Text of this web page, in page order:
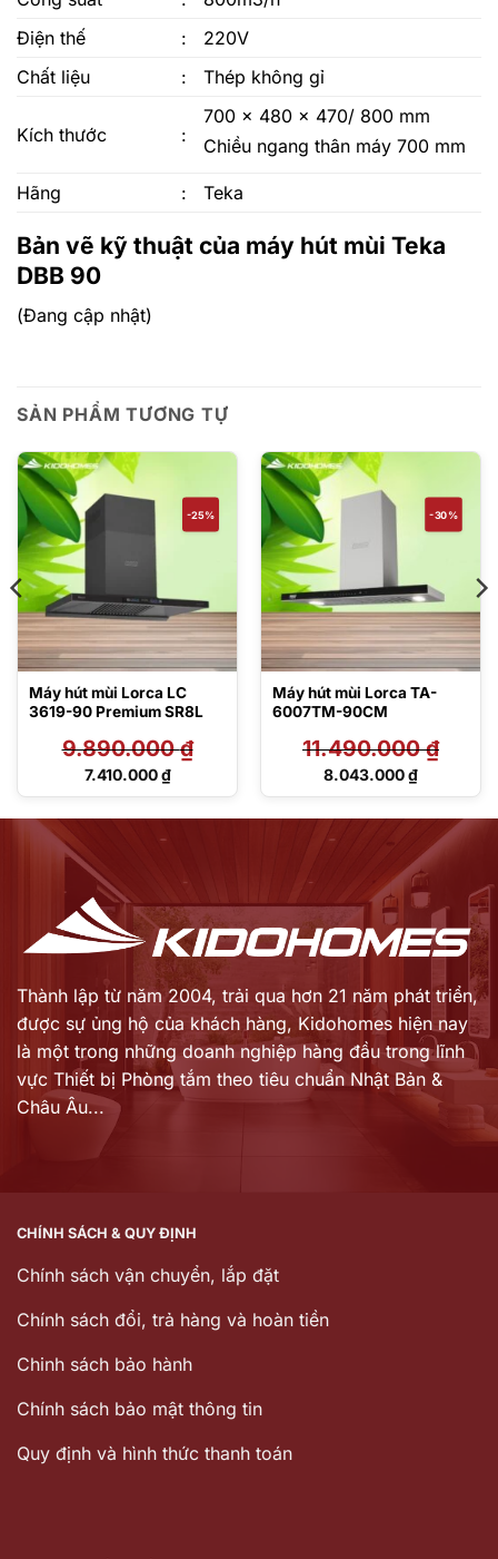
Điện thế
:
220V
Chất liệu
: Thép không gỉ
Kích thước :
700 x 480 x 470/ 800 mm
Chiều ngang thân máy 700 mm
Hãng : Teka
Bản vẽ kỹ thuật của máy hút mùi Teka
DBB 90
(Đang cập nhật)
SẢN PHẨM TƯƠNG TỰ
-25%
Máy hút mùi Lorca LC
3619-90 Premium SR8L
9.890.000₫
Giá
7.410.000₫
Giá
-30%
Máy hút mùi Lorca TA-
6007TM-90CM
11.490.000₫
Giá
11.490.000 ₫.
8.043.000₫
Giá
8.043.000 ₫.
Thành lập từ năm 2004, trải qua hơn 21 năm phát triển,
được sự ủng hộ của khách hàng, Kidohomes hiện nay
là một trong những doanh nghiệp hàng đầu trong lĩnh
vực Thiết bị Phòng tắm theo tiêu chuẩn Nhật Bản &
Châu Âu...
CHÍNH SÁCH & QUY ĐỊNH
Chính sách vận chuyển, lắp đặt
Chính sách đổi, trả hàng và hoàn tiền
Chinh sách bảo hành
Chính sách bảo mật thông tin
Quy định và hình thức thanh toán